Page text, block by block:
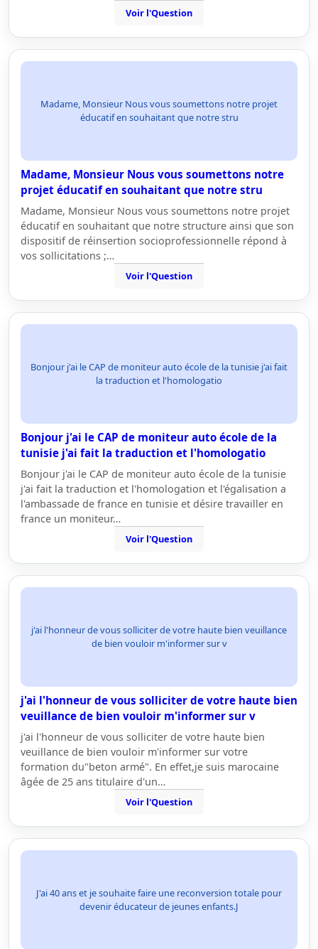
Voir l'Question
Madame, Monsieur Nous vous soumettons notre projet
éducatif en souhaitant que notre stru
Madame, Monsieur Nous vous soumettons notre
projet éducatif en souhaitant que notre stru
Madame, Monsieur Nous vous soumettons notre projet
éducatif en souhaitant que notre structure ainsi que son
dispositif de réinsertion socioprofessionnelle répond à
vos sollicitations ;…
Voir l'Question
Bonjour j'ai le CAP de moniteur auto école de la tunisie j'ai fait
la traduction et l'homologatio
Bonjour j'ai le CAP de moniteur auto école de la
tunisie j'ai fait la traduction et l'homologatio
Bonjour j'ai le CAP de moniteur auto école de la tunisie
j'ai fait la traduction et l'homologation et l'égalisation a
l'ambassade de france en tunisie et désire travailler en
france un moniteur…
Voir l'Question
j'ai l'honneur de vous solliciter de votre haute bien veuillance
de bien vouloir m'informer sur v
j'ai l'honneur de vous solliciter de votre haute bien
veuillance de bien vouloir m'informer sur v
j'ai l'honneur de vous solliciter de votre haute bien
veuillance de bien vouloir m'informer sur votre
formation du"beton armé". En effet,je suis marocaine
âgée de 25 ans titulaire d'un…
Voir l'Question
J'ai 40 ans et je souhaite faire une reconversion totale pour
devenir éducateur de jeunes enfants.J